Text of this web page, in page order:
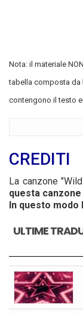
Nota: il materiale
tabella composta da
contengono il testo
CREDITI
La canzone
questa
In questo
ULTIME